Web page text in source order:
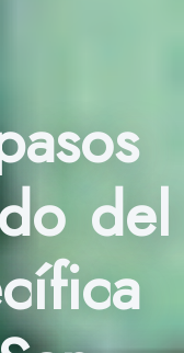
del